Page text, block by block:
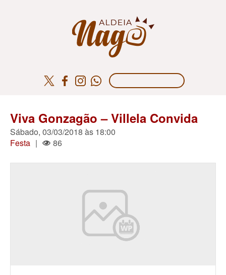
Viva Gonzagão – Villela Convida
Sábado, 03/03/2018 às 18:00
Festa | 86